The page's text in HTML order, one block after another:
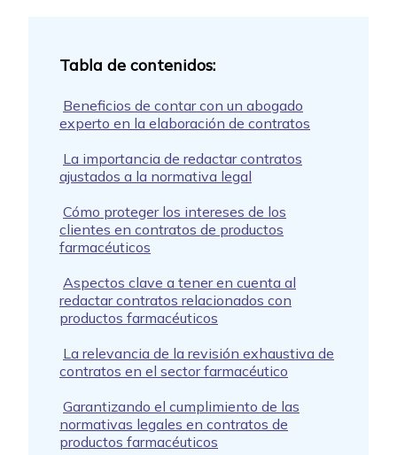
Beneficios de contar con un abogado
experto en la elaboración de contratos
La importancia de redactar contratos
ajustados a la normativa legal
Cómo proteger los intereses de los
clientes en contratos de productos
farmacéuticos
Aspectos clave a tener en cuenta al
redactar contratos relacionados con
productos farmacéuticos
La relevancia de la revisión exhaustiva de
contratos en el sector farmacéutico
Garantizando el cumplimiento de las
normativas legales en contratos de
productos farmacéuticos